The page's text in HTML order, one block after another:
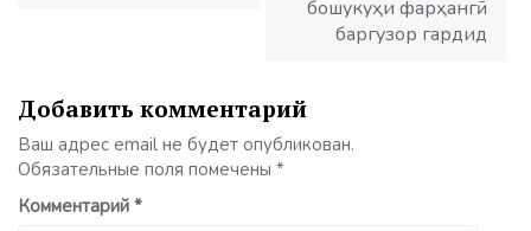
бошукуҳи фарҳангӣ
баргузор гардид
Добавить комментарий
Ваш адрес email не будет опубликован.
Обязательные поля помечены *
Комментарий *